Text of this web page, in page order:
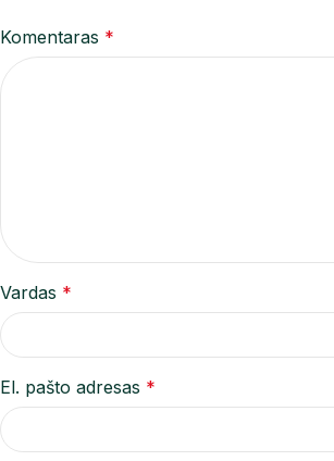
Komentaras *
Vardas *
El. pašto adresas *